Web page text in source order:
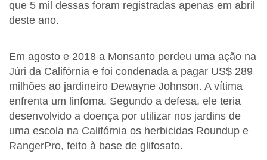
que 5 mil dessas foram registradas apenas em abril
deste ano.
Em agosto e 2018 a Monsanto perdeu uma ação na
Júri da Califórnia e foi condenada a pagar US$ 289
milhões ao jardineiro Dewayne Johnson. A vítima
enfrenta um linfoma. Segundo a defesa, ele teria
desenvolvido a doença por utilizar nos jardins de
uma escola na Califórnia os herbicidas Roundup e
RangerPro, feito à base de glifosato.